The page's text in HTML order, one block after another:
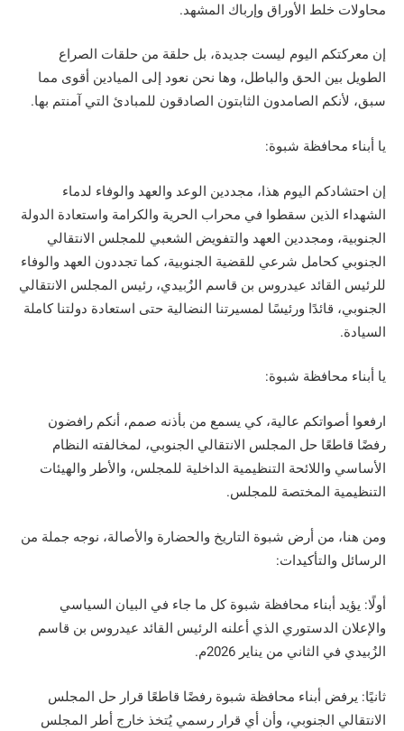
محاولات خلط الأوراق وإرباك المشهد.
إن معركتكم اليوم ليست جديدة، بل حلقة من حلقات الصراع
الطويل بين الحق والباطل، وها نحن نعود إلى الميادين أقوى مما
سبق، لأنكم الصامدون الثابتون الصادقون للمبادئ التي آمنتم بها.
يا أبناء محافظة شبوة:
إن احتشادكم اليوم هذا، مجددين الوعد والعهد والوفاء لدماء
الشهداء الذين سقطوا في محراب الحرية والكرامة واستعادة الدولة
الجنوبية، ومجددين العهد والتفويض الشعبي للمجلس الانتقالي
الجنوبي كحامل شرعي للقضية الجنوبية، كما تجددون العهد والوفاء
للرئيس القائد عيدروس بن قاسم الزُبيدي، رئيس المجلس الانتقالي
الجنوبي، قائدًا ورئيسًا لمسيرتنا النضالية حتى استعادة دولتنا كاملة
السيادة.
يا أبناء محافظة شبوة:
ارفعوا أصواتكم عالية، كي يسمع من بأذنه صمم، أنكم رافضون
رفضًا قاطعًا حل المجلس الانتقالي الجنوبي، لمخالفته النظام
الأساسي واللائحة التنظيمية الداخلية للمجلس، والأطر والهيئات
التنظيمية المختصة للمجلس.
ومن هنا، من أرض شبوة التاريخ والحضارة والأصالة، نوجه جملة من
الرسائل والتأكيدات:
أولًا: يؤيد أبناء محافظة شبوة كل ما جاء في البيان السياسي
والإعلان الدستوري الذي أعلنه الرئيس القائد عيدروس بن قاسم
الزُبيدي في الثاني من يناير 2026م.
ثانيًا: يرفض أبناء محافظة شبوة رفضًا قاطعًا قرار حل المجلس
الانتقالي الجنوبي، وأن أي قرار رسمي يُتخذ خارج أطر المجلس